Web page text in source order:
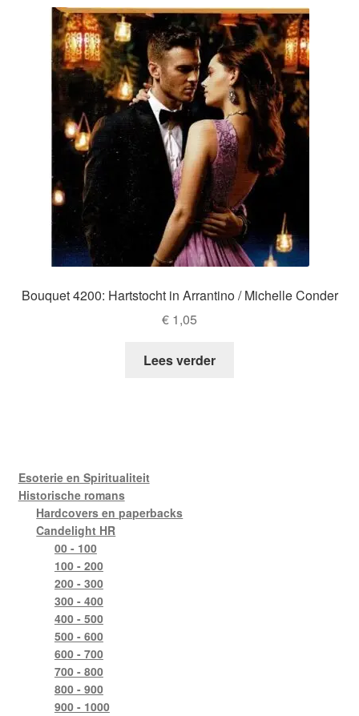
Bouquet 4200: Hartstocht in Arrantino / Michelle Conder
€ 1,05
Lees verder
Esoterie en Spiritualiteit
Historische romans
Hardcovers en paperbacks
Candelight HR
00 - 100
100 - 200
200 - 300
300 - 400
400 - 500
500 - 600
600 - 700
700 - 800
800 - 900
900 - 1000